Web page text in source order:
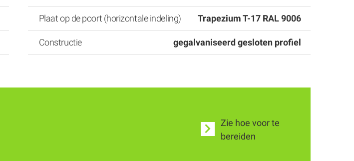
Plaat op de poort (horizontale indeling) Trapezium T-17 RAL 9006
Constructie gegalvaniseerd gesloten profiel
Zie hoe voor te
bereiden